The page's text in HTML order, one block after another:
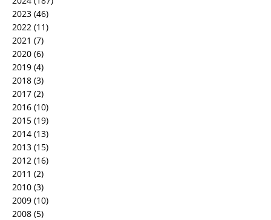
2023 (46)
2022 (11)
2021 (7)
2020 (6)
2019 (4)
2018 (3)
2017 (2)
2016 (10)
2015 (19)
2014 (13)
2013 (15)
2012 (16)
2011 (2)
2010 (3)
2009 (10)
2008 (5)